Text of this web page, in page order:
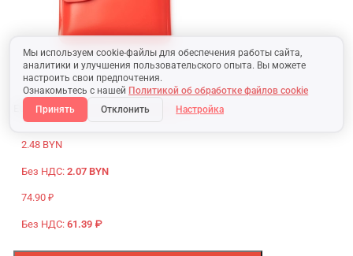
Мы используем cookie-файлы для обеспечения работы сайта,
аналитики и улучшения пользовательского опыта. Вы можете
настроить свои предпочтения.
Ознакомьтесь с нашей Политикой об обработке файлов cookie
Принять
Отклонить Настройка
EU38-518441 Бумажник CENIX RED 0.61 €
2.48 BYN
Без НДС: 2.07 BYN
74.90 ₽
Без НДС: 61.39 ₽